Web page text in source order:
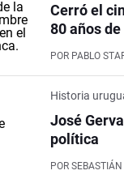
Cerró el
80 años
POR PABLO
Historia
José
política
POR SEBASTIÁN